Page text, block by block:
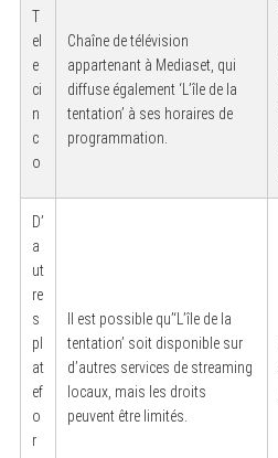
T
el
e
ci
n
c
o
Chaîne de télévision
appartenant à Mediaset, qui
diffuse également ‘L’île de la
tentation’ à ses horaires de
programmation.
D’
a
ut
re
s
pl
at
ef
o
r
Il est possible qu’‘L’île de la
tentation’ soit disponible sur
d’autres services de streaming
locaux, mais les droits
peuvent être limités.